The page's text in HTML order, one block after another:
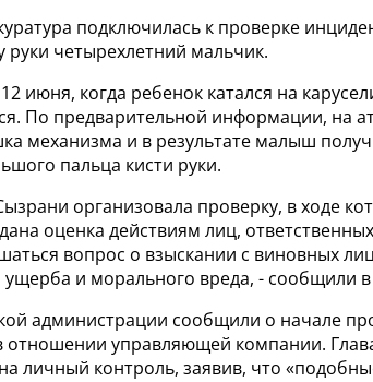
подключилась к проверке
руки четырехлетний мальчик.
июня, когда ребенок катался на
По предварительной информации, на
механизма и в результате малыш
пальца кисти руки.
организовала проверку, в ходе
оценка действиям лиц,
вопрос о взыскании с виновных
ущерба и морального вреда, - сообщили
администрации сообщили о начале
отношении управляющей компании.
личный контроль, заявив, что